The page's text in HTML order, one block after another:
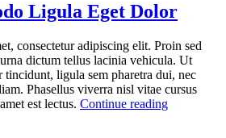
Ligula Eget Dolor
consectetur adipiscing elit. Proin sed
dictum tellus lacinia vehicula. Ut
tincidunt, ligula sem pharetra dui, nec
Phasellus viverra nisl vitae cursus
est lectus. Continue reading